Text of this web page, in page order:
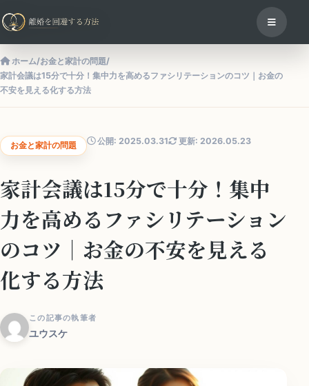
ホーム/お金と家計の問題/
家計会議は15分で十分！集中力を高めるファシリテーションのコツ｜お金の
不安を見える化する方法
お金と家計の問題 公開: 2025.03.31 更新: 2026.05.23
家計会議は15分で十分！集中
力を高めるファシリテーション
のコツ｜お金の不安を見える
化する方法
この記事の執筆者
ユウスケ